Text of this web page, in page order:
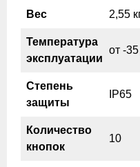
Вес 2,55
Температура
эксплуатации
от -
Степень
защиты
IP65
Количество
кнопок
10